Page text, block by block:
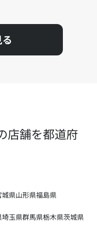
店舗を都道府
城県山形県福島県
埼玉県群馬県栃木県茨城県